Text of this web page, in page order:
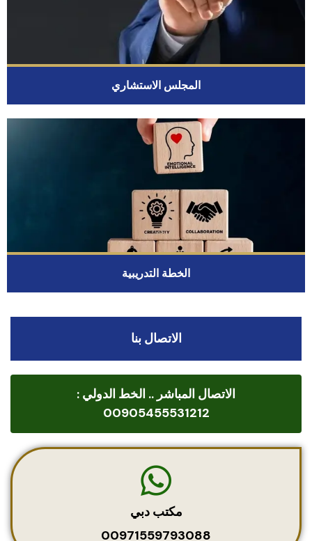
المجلس الاستشاري
الخطة التدريبية
الاتصال بنا
الاتصال المباشر .. الخط الدولي :
00905455531212
مكتب دبي
00971559793088